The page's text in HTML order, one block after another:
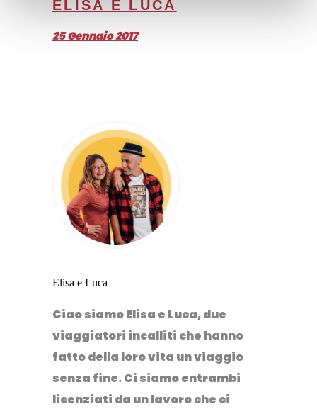
ELISA E LUCA
25 Gennaio 2017
Elisa e Luca
Ciao siamo Elisa e Luca, due
viaggiatori incalliti che hanno
fatto della loro vita un viaggio
senza fine. Ci siamo entrambi
licenziati da un lavoro che ci